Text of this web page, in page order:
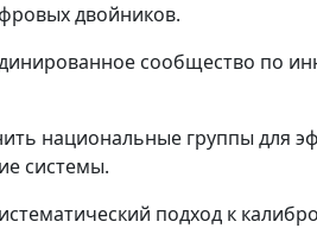
двойников.
сообщество по
национальные группы для
системы.
подход к